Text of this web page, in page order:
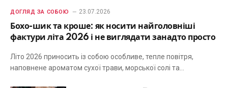
ДОГЛЯД ЗА СОБОЮ 23.07.2026
Бохо-шик та кроше: як носити найголовніші
фактури літа 2026 і не виглядати занадто просто
Літо 2026 приносить із собою особливе, тепле повітря,
наповнене ароматом сухої трави, морської солі та…